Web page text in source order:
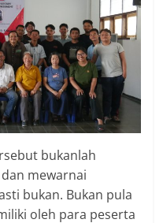
bukanlah
mewarnai
bukan. Bukan pula
oleh para peserta